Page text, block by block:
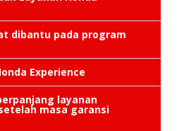
dibantu pada program
Experience
layanan
masa garansi